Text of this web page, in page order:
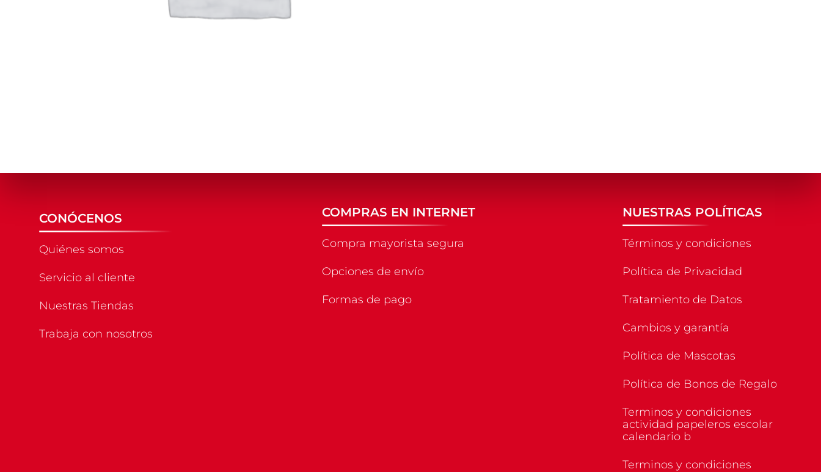
CONÓCENOS
Quiénes somos
Servicio al cliente
Nuestras Tiendas
Trabaja con nosotros
COMPRAS EN INTERNET
Compra mayorista segura
Opciones de envío
Formas de pago
NUESTRAS POLÍTICAS
Términos y condiciones
Política de Privacidad
Tratamiento de Datos
Cambios y garantía
Política de Mascotas
Política de Bonos de Regalo
Terminos y condiciones
actividad papeleros escolar
calendario b
Terminos y condiciones